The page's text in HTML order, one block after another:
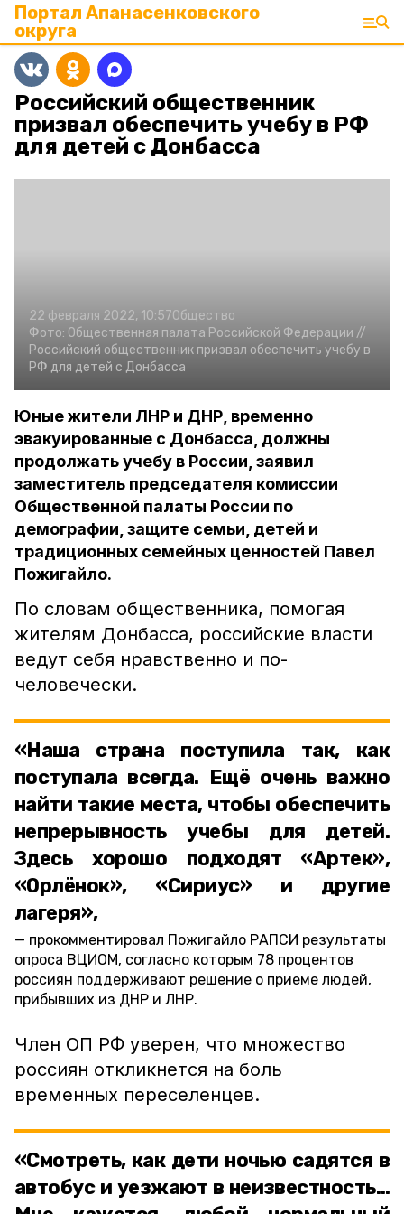
Портал Апанасенковского
округа
Российский общественник
призвал обеспечить учебу в РФ
для детей с Донбасса
22 февраля 2022, 10:57Общество
Фото: Общественная палата Российской Федерации //
Российский общественник призвал обеспечить учебу в
РФ для детей с Донбасса
Юные жители ЛНР и ДНР, временно
эвакуированные с Донбасса, должны
продолжать учебу в России, заявил
заместитель председателя комиссии
Общественной палаты России по
демографии, защите семьи, детей и
традиционных семейных ценностей Павел
Пожигайло.
По словам общественника, помогая
жителям Донбасса, российские власти
ведут себя нравственно и по-
человечески.
«Наша страна поступила так, как
поступала всегда. Ещё очень важно
найти такие места, чтобы обеспечить
непрерывность учебы для детей.
Здесь хорошо подходят «Артек»,
«Орлёнок», «Сириус» и другие
лагеря»,
прокомментировал Пожигайло РАПСИ результаты
опроса ВЦИОМ, согласно которым 78 процентов
россиян поддерживают решение о приеме людей,
прибывших из ДНР и ЛНР.
Член ОП РФ уверен, что множество
россиян откликнется на боль
временных переселенцев.
«Смотреть, как дети ночью садятся в
автобус и уезжают в неизвестность…